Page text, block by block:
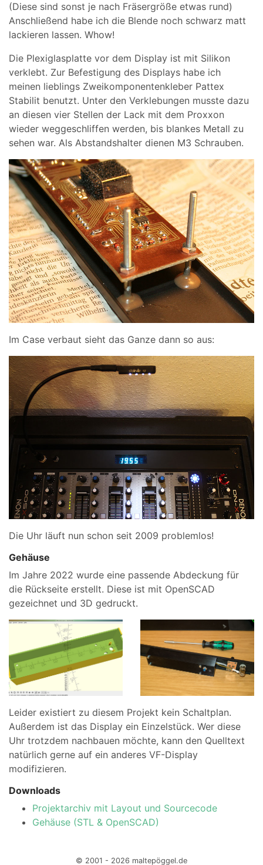
(Diese sind sonst je nach Fräsergröße etwas rund)
Anschließend habe ich die Blende noch schwarz matt
lackieren lassen. Whow!
Die Plexiglasplatte vor dem Display ist mit Silikon
verklebt. Zur Befestigung des Displays habe ich
meinen lieblings Zweikomponentenkleber Pattex
Stabilit benutzt. Unter den Verklebungen musste dazu
an diesen vier Stellen der Lack mit dem Proxxon
wieder weggeschliffen werden, bis blankes Metall zu
sehen war. Als Abstandshalter dienen M3 Schrauben.
Im Case verbaut sieht das Ganze dann so aus:
Die Uhr läuft nun schon seit 2009 problemlos!
Gehäuse
Im Jahre 2022 wurde eine passende Abdeckung für
die Rückseite erstellt. Diese ist mit OpenSCAD
gezeichnet und 3D gedruckt.
Leider existiert zu diesem Projekt kein Schaltplan.
Außerdem ist das Display ein Einzelstück. Wer diese
Uhr trotzdem nachbauen möchte, kann den Quelltext
natürlich gerne auf ein anderes VF-Display
modifizieren.
Downloads
Projektarchiv mit Layout und Sourcecode
Gehäuse (STL & OpenSCAD)
© 2001 - 2026 maltepöggel.de